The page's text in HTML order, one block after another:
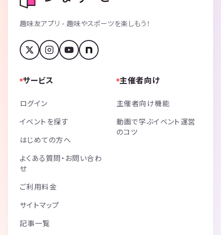
趣味友アプリ - 趣味やスポーツを楽しもう！
サービス
ログイン
イベントを探す
はじめての方へ
よくある質問・お問い合わ
せ
ご利用料金
サイトマップ
記事一覧
主催者向け
主催者向け機能
動画で学ぶイベント運営
のコツ